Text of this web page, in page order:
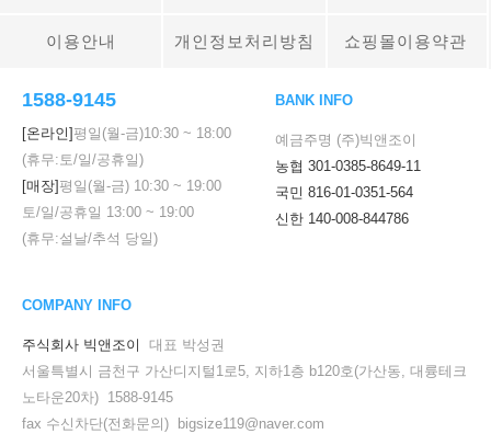
이용안내 개인정보처리방침 쇼핑몰이용약관
1588-9145
[온라인]평일(월-금)10:30 ~ 18:00
(휴무:토/일/공휴일)
[매장]평일(월-금) 10:30 ~ 19:00
토/일/공휴일 13:00 ~ 19:00
(휴무:설날/추석 당일)
BANK INFO
예금주명 (주)빅앤조이
농협 301-0385-8649-11
국민 816-01-0351-564
신한 140-008-844786
COMPANY INFO
주식회사 빅앤조이
대표 박성권
서울특별시 금천구 가산디지털1로5, 지하1층 b120호(가산동, 대륭테크
노타운20차) 1588-9145
fax 수신차단(전화문의) bigsize119@naver.com